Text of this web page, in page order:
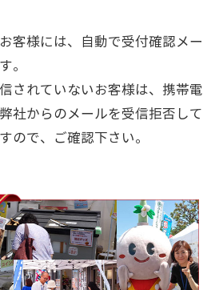
客様には、自動で受付確認メー
。
されていないお客様は、携帯電
社からのメールを受信拒否して
ので、ご確認下さい。